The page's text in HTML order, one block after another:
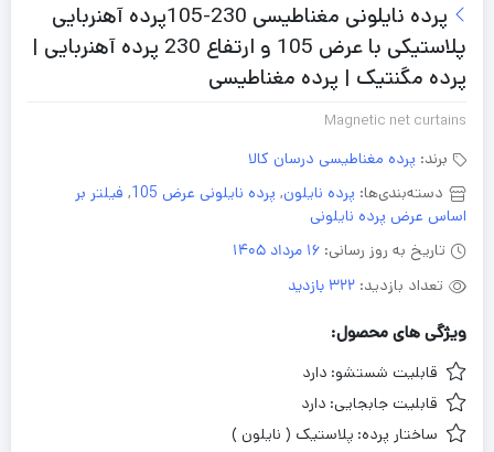
پرده نایلونی مغناطیسی 230-105پرده آهنربایی
پلاستیکی با عرض 105 و ارتفاع 230 پرده آهنربایی |
پرده مگنتیک | پرده مغناطیسی
Magnetic net curtains
برند: پرده مغناطیسی درسان کالا
دسته‌بندی‌ها: پرده نایلون, پرده نایلونی عرض 105 , فیلتر بر
اساس عرض پرده نایلونی
تاریخ به روز رسانی: 16 مرداد 1405
تعداد بازدید: 322 بازدید
ویژگی های محصول:
قابلیت شستشو: دارد
قابلیت جابجایی: دارد
ساختار پرده: پلاستیک ( نایلون )